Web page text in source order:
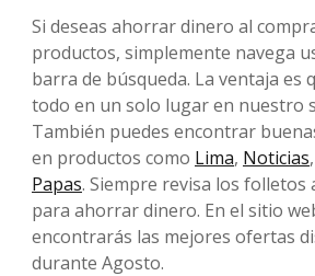
Si deseas ahorrar dinero al
productos, simplemente navega
barra de búsqueda. La ventaja es
todo en un solo lugar en nuestro
También puedes encontrar
en productos como Lima, Noticias,
Papas. Siempre revisa los folletos
para ahorrar dinero. En el sitio
encontrarás las mejores ofertas
durante Agosto.